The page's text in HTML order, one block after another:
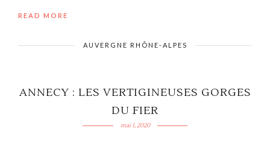
READ MORE
AUVERGNE RHÔNE-ALPES
ANNECY : LES VERTIGINEUSES GORGES
DU FIER
mai 1, 2020